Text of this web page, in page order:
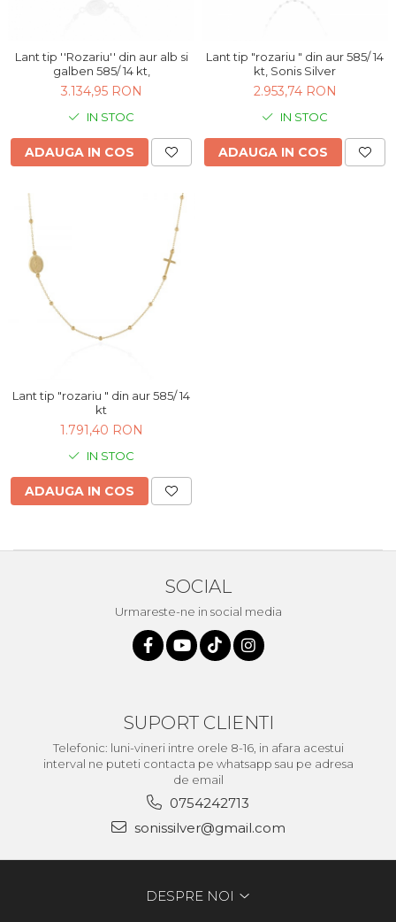
PIERCING
SETURI BIJUTERII
ACE DE CRAVATA
BRATARI PENTRU PICIOR
BUTONI
BRATARA TIP ROZARIU
LANTURI TIP ROZARIU
Lant tip ''Rozariu'' din aur alb si
galben 585/ 14 kt,
3.134,95 RON
IN STOC
ADAUGA IN COS
Lant tip "rozariu " din aur 585/ 14
kt, Sonis Silver
2.953,74 RON
IN STOC
ADAUGA IN COS
Lant tip "rozariu " din aur 585/ 14
kt
1.791,40 RON
IN STOC
ADAUGA IN COS
SOCIAL
Urmareste-ne in social media
SUPORT CLIENTI
Telefonic: luni-vineri intre orele 8-16, in afara acestui
interval ne puteti contacta pe whatsapp sau pe adresa
de email
0754242713
sonissilver@gmail.com
DESPRE NOI